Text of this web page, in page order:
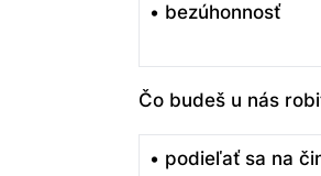
• bezúhonnosť
Čo budeš u nás
• podieľať sa na